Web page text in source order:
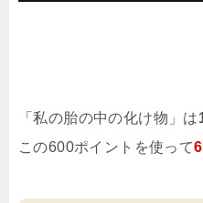
「私の胎の中の化け物」は
この600ポイントを使って